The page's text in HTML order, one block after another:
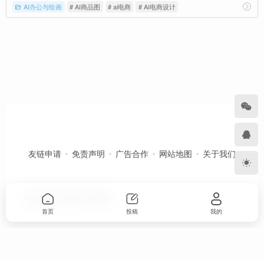
AI办公与绘画 # AI商品图 # ai电商 # AI电商设计
友链申请 免责声明 广告合作 网站地图 关于我们
Copyright © 2026
首页 投稿 我的